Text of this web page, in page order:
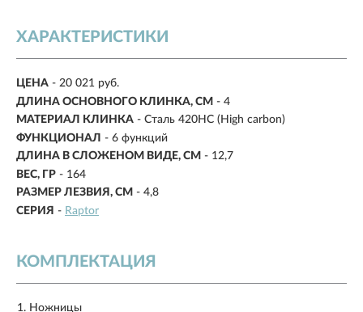
ХАРАКТЕРИСТИКИ
ЦЕНА - 20 021 руб.
ДЛИНА ОСНОВНОГО КЛИНКА, СМ - 4
МАТЕРИАЛ КЛИНКА - Сталь 420HC (High carbon)
ФУНКЦИОНАЛ - 6 функций
ДЛИНА В СЛОЖЕНОМ ВИДЕ, СМ - 12,7
ВЕС, ГР - 164
РАЗМЕР ЛЕЗВИЯ, СМ - 4,8
СЕРИЯ - Raptor
КОМПЛЕКТАЦИЯ
Ножницы